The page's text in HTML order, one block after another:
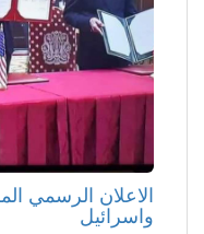
الاعلان الرسمي
واسرائيل